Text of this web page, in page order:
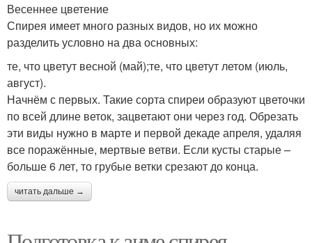
Весеннее цветение
Спирея имеет много разных видов, но их можно
разделить условно на два основных:
те, что цветут весной (май);те, что цветут летом (июль,
август).
Начнём с первых. Такие сорта спиреи образуют цветочки
по всей длине веток, зацветают они через год. Обрезать
эти виды нужно в марте и первой декаде апреля, удаляя
все поражённые, мертвые ветви. Если кусты старые –
больше 6 лет, то грубые ветки срезают до конца.
читать дальше →